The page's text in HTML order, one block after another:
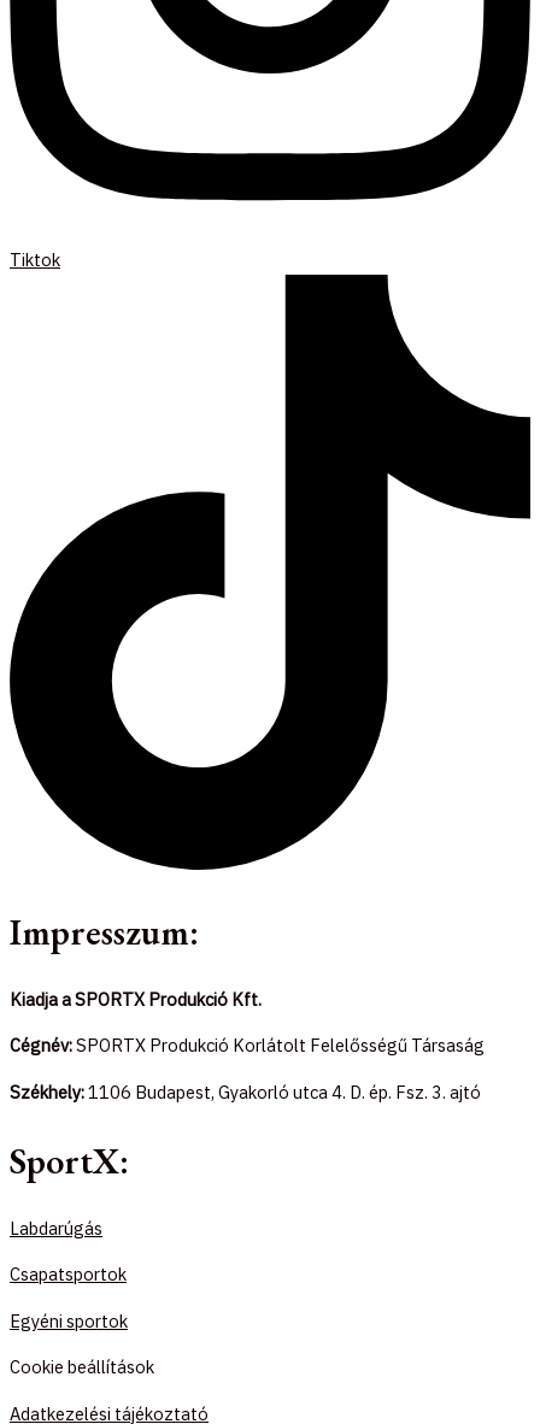
Tiktok
Impresszum:
Kiadja a SPORTX Produkció Kft.
Cégnév:SPORTX Produkció Korlátolt Felelősségű Társaság
Székhely:1106 Budapest, Gyakorló utca 4. D. ép. Fsz. 3. ajtó
SportX:
Labdarúgás
Csapatsportok
Egyéni sportok
Cookie beállítások
Adatkezelési tájékoztató